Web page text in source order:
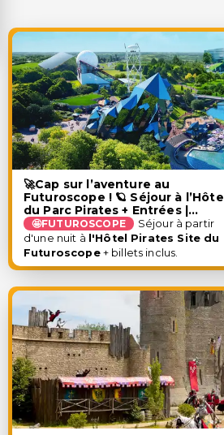
🚀Cap sur l’aventure au
Futuroscope ! 🪐 Séjour à l’Hôtel
du Parc Pirates + Entrées |
Chasseneuil-du-Poitou
🤩FUTUROSCOPE
Séjour à partir
d'une nuit à l'Hôtel Pirates Site du
Futuroscope+ billets inclus.